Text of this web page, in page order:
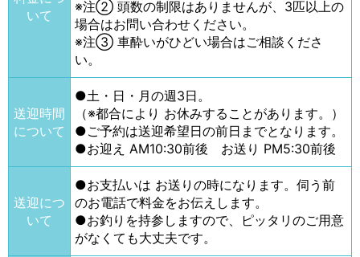
いて
※注② 頭数の制限はありませんが、3匹以上の
場合はお問い合わせください。
※注③ 車酔いがひどい場合はご相談くださ
い。
送迎時間
について
●土・日・月の週3日。
（※都合により お休みすることがあります。）
●ご予約は送迎希望日の前日までとなります。
●お迎え AM10:30前後 お送り PM5:30前後
送迎につ
いて
●お支払いは お送りの時になります。伺う前
のお電話で料金をお伝えします。
●お釣りを持参しますので、ピッタリのご用意
がなくても大丈夫です。